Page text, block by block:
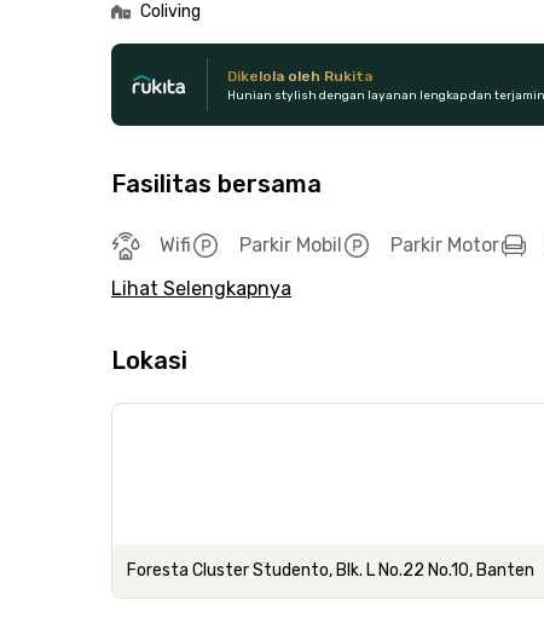
Coliving
Dikelola oleh Rukita
Hunian stylish dengan layanan lengkap dan terjamin
Fasilitas bersama
Wifi Parkir Mobil Parkir Motor
Lihat Selengkapnya
Lokasi
Foresta Cluster Studento, Blk. L No.22 No.10, Banten